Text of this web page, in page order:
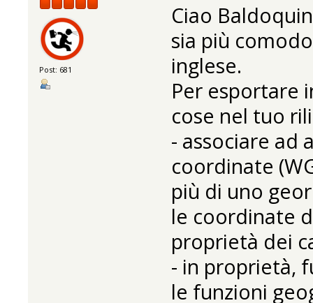
Post: 681
Ciao
sia più
inglese.
Per esportare
cose nel tuo
- associare ad
coordinate
più di uno
le coordinate
proprietà dei
- in proprietà,
le funzioni